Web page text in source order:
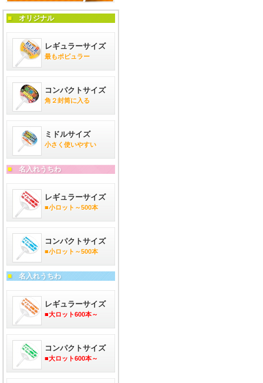
■オリジナル
レギュラーサイズ
最もポピュラー
コンパクトサイズ
角２封筒に入る
ミドルサイズ
小さく使いやすい
■名入れうちわ
レギュラーサイズ
■小ロット～500本
コンパクトサイズ
■小ロット～500本
■名入れうちわ
レギュラーサイズ
■大ロット600本～
コンパクトサイズ
■大ロット600本～